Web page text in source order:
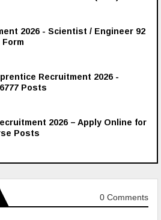
2026 - Scientist / Engineer 92
Recruitment 2026 -
Posts
2026 – Apply Online for
Posts
0 Comments